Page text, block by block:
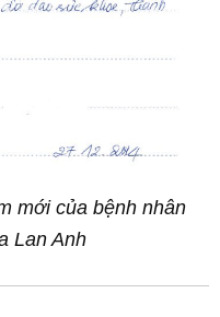
mới của bệnh nhân
Lan Anh